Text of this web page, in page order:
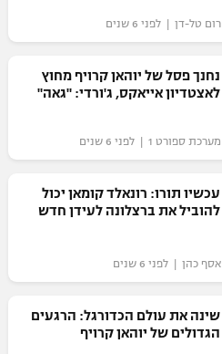
רום טל-דן | לפני 6 שנים
נחנך פסל של יוהאן קרויף מחוץ
לאצטדיון אייאקס, ג'ורדי: "גאה"
מערכת ספורט 1 | לפני 6 שנים
עכשיו תורו: רונאלד קומאן יכול
להוביל את ברצלונה לעידן חדש
אסף כהן | לפני 6 שנים
שינה את עולם הכדורגל: הרגעים
הגדולים של יוהאן קרויף